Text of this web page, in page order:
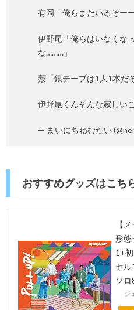
有岡「俺らまだいるぞー
伊野尾「俺らはいなくな
な………」
薮「銀テープは1人1本だ
伊野尾くんそんな寂しい
— まいにちねむたい
おすすめグッズはこち
【
形態
1+
セル
ソ
ジ